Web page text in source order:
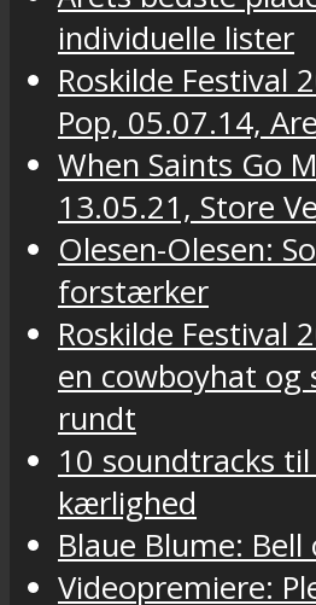
individuelle lister
Roskilde Festival
Pop, 05.07.14,
When Saints Go
13.05.21, Store
Olesen-Olesen:
forstærker
Roskilde Festival
en cowboyhat og
rundt
10 soundtracks
kærlighed
Blaue Blume:
Videopremiere: